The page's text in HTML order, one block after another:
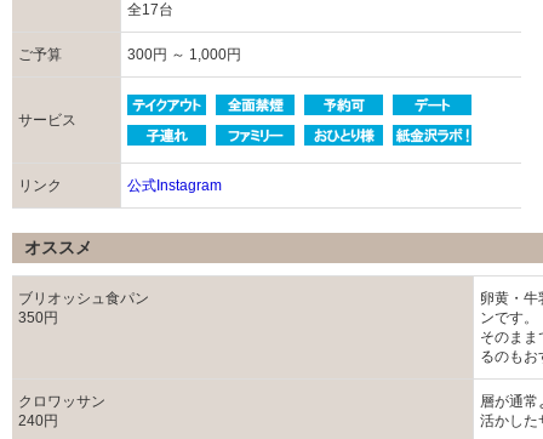
全17台
ご予算 300円 ～ 1,000円
サービス
リンク 公式Instagram
オススメ
ブリオッシュ食パン
350円
卵黄・牛
ンです。
そのまま
るのもお
クロワッサン
240円
層が通常
活かした